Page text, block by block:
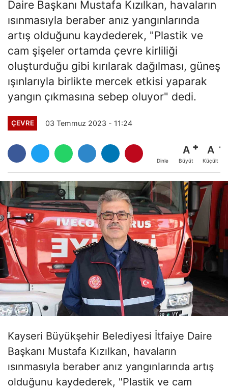
Daire Başkanı Mustafa Kızılkan, havaların
ısınmasıyla beraber anız yangınlarında
artış olduğunu kaydederek, "Plastik ve
cam şişeler ortamda çevre kirliliği
oluşturduğu gibi kırılarak dağılması, güneş
ışınlarıyla birlikte mercek etkisi yaparak
yangın çıkmasına sebep oluyor" dedi.
ÇEVRE 03 Temmuz 2023 - 11:24
Dinle
A
Büyüt
A
Küçült
Kayseri Büyükşehir Belediyesi İtfaiye Daire
Başkanı Mustafa Kızılkan, havaların
ısınmasıyla beraber anız yangınlarında artış
olduğunu kaydederek, "Plastik ve cam